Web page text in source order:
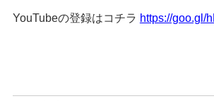
YouTubeの登録はコチラ https://goo.gl/